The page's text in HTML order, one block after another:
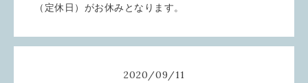
（定休日）がお休みとなります。
2020/09/11